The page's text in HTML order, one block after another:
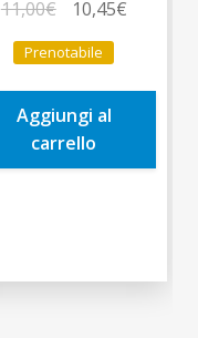
11,00€
prezzo
originale
era:
11,00€.
10,45€Il
è:
Prenotabile
Aggiungi al
carrello